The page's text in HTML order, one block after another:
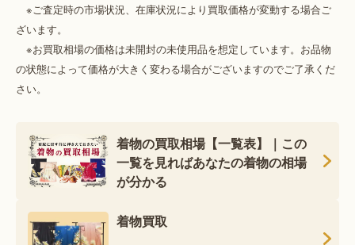
※ご査定時の市場状況、在庫状況により買取価格が変動する場合ご
ざいます。
※お買取相場の価格は未開封の未使用品を想定しています。お品物
の状態によって価格が大きく変わる場合がございますのでご了承くだ
さい。
着物の買取相場【一覧表】｜この
一覧を見ればあなたの着物の相場
が分かる
着物買取